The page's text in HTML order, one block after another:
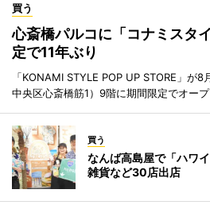
買う
心斎橋パルコに「コナミスタ
定で11年ぶり
「KONAMI STYLE POP UP STORE」が
中央区心斎橋筋1）9階に期間限定でオープ
買う
なんば高島屋で「ハワ
雑貨など30店出店